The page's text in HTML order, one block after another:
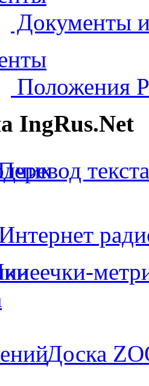
Документы
Положения
IngRus.Net
Доска